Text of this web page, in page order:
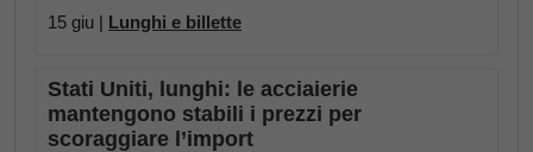
15 giu | Lunghi e billette
Stati Uniti, lunghi: le acciaierie
mantengono stabili i prezzi per
scoraggiare l’import